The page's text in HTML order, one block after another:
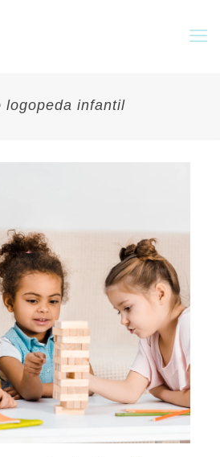
logopeda infantil